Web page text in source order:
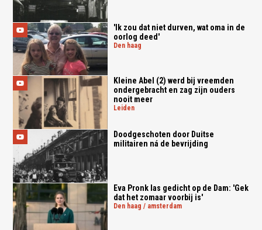
'Ik zou dat niet durven, wat oma in de
oorlog deed'
den haag
Kleine Abel (2) werd bij vreemden
ondergebracht en zag zijn ouders
nooit meer
leiden
Doodgeschoten door Duitse
militairen ná de bevrijding
Eva Pronk las gedicht op de Dam: 'Gek
dat het zomaar voorbij is'
den haag / amsterdam